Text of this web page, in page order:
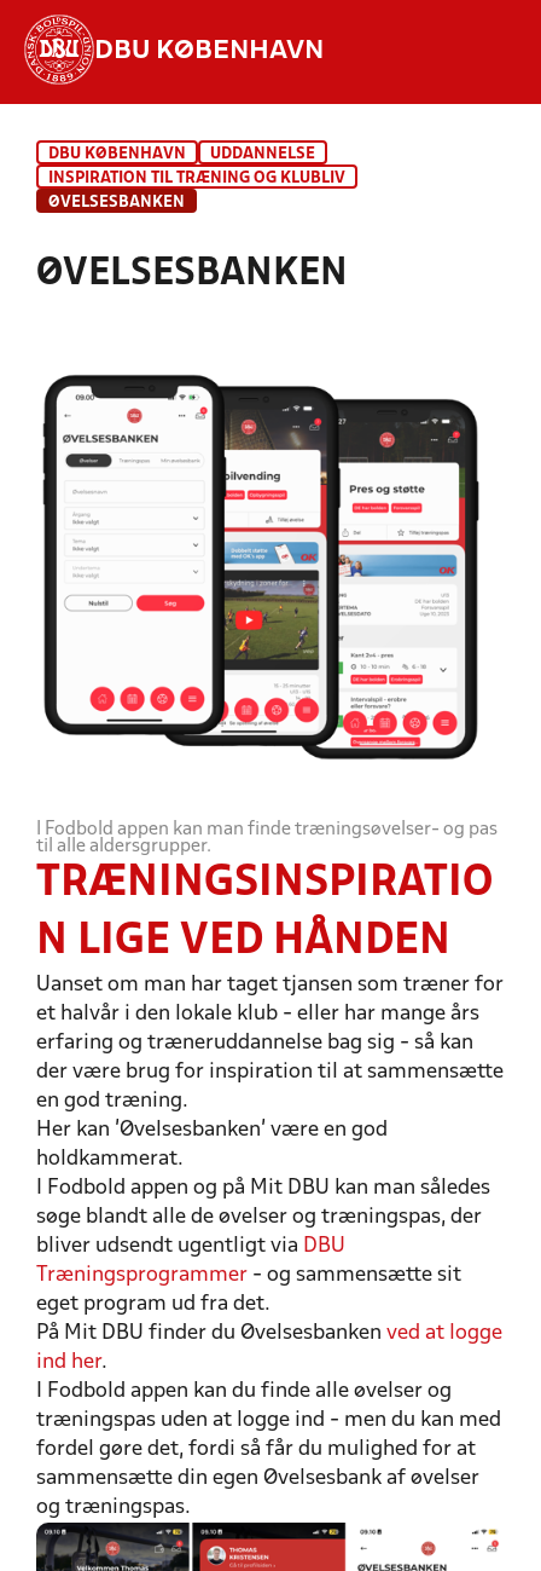
DBU KØBENHAVN
INDHOLD OG NYHEDER
DBU KØBENHAVN
UDDANNELSE
INSPIRATION TIL TRÆNING OG KLUBLIV
ØVELSESBANKEN
ØVELSESBANKEN
I Fodbold appen kan man finde træningsøvelser- og pas
til alle aldersgrupper.
TRÆNINGSINSPIRATIO
N LIGE VED HÅNDEN
Uanset om man har taget tjansen som træner for
et halvår i den lokale klub - eller har mange års
erfaring og træneruddannelse bag sig - så kan
der være brug for inspiration til at sammensætte
en god træning.
Her kan 'Øvelsesbanken' være en god
holdkammerat.
I Fodbold appen og på Mit DBU kan man således
søge blandt alle de øvelser og træningspas, der
bliver udsendt ugentligt via DBU
Træningsprogrammer - og sammensætte sit
eget program ud fra det.
På Mit DBU finder du Øvelsesbanken ved at logge
ind her.
I Fodbold appen kan du finde alle øvelser og
træningspas uden at logge ind - men du kan med
fordel gøre det, fordi så får du mulighed for at
sammensætte din egen Øvelsesbank af øvelser
og træningspas.